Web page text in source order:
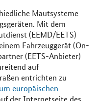
Mautsysteme
Mit dem
(EEMD/EETS)
Fahrzeuggerät (On-
(EETS-Anbieter)
auf
entrichten zu
europäischen